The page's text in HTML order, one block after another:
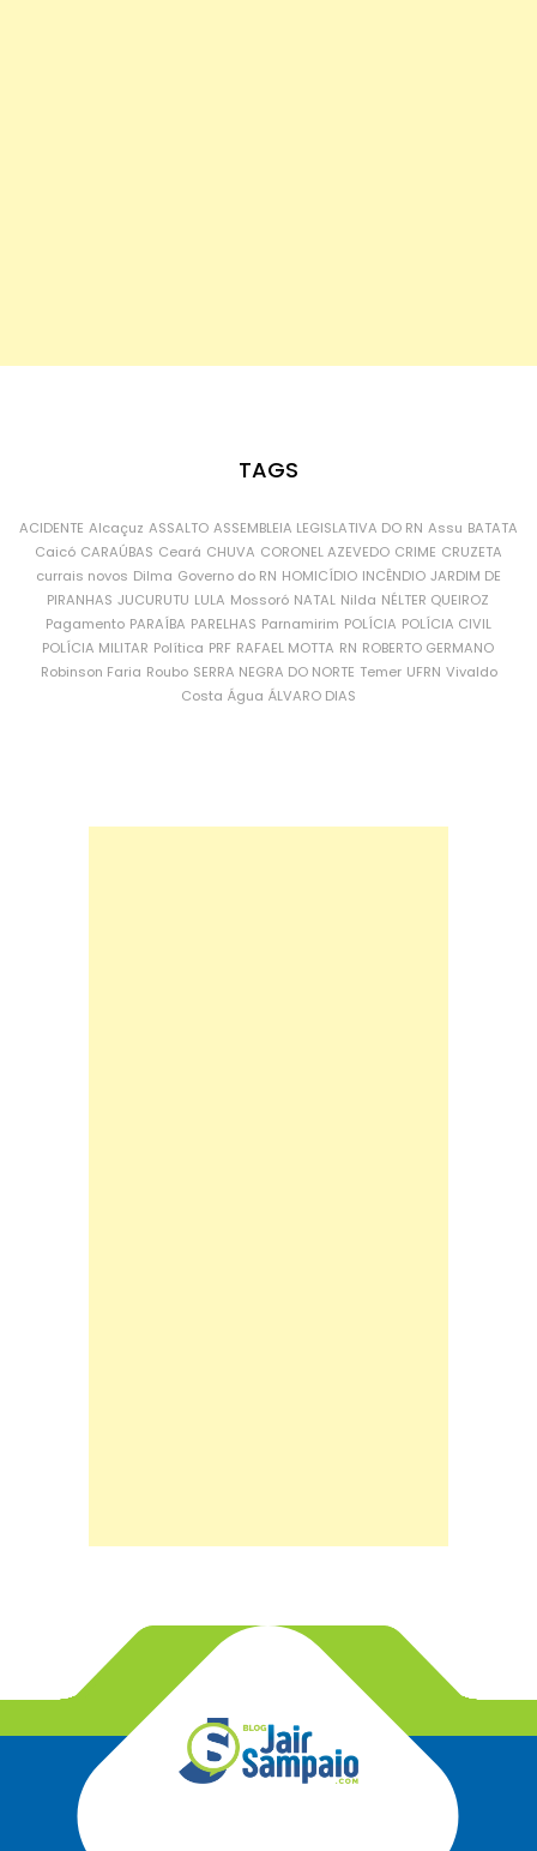
TAGS
ACIDENTE Alcaçuz ASSALTO ASSEMBLEIA LEGISLATIVA DO RN Assu BATATA
Caicó CARAÚBAS Ceará CHUVA CORONEL AZEVEDO CRIME CRUZETA
currais novos Dilma Governo do RN HOMICÍDIO INCÊNDIO JARDIM DE
PIRANHAS JUCURUTU LULA Mossoró NATAL Nilda NÉLTER QUEIROZ
Pagamento PARAÍBA PARELHAS Parnamirim POLÍCIA POLÍCIA CIVIL
POLÍCIA MILITAR Política PRF RAFAEL MOTTA RN ROBERTO GERMANO
Robinson Faria Roubo SERRA NEGRA DO NORTE Temer UFRN Vivaldo
Costa Água ÁLVARO DIAS